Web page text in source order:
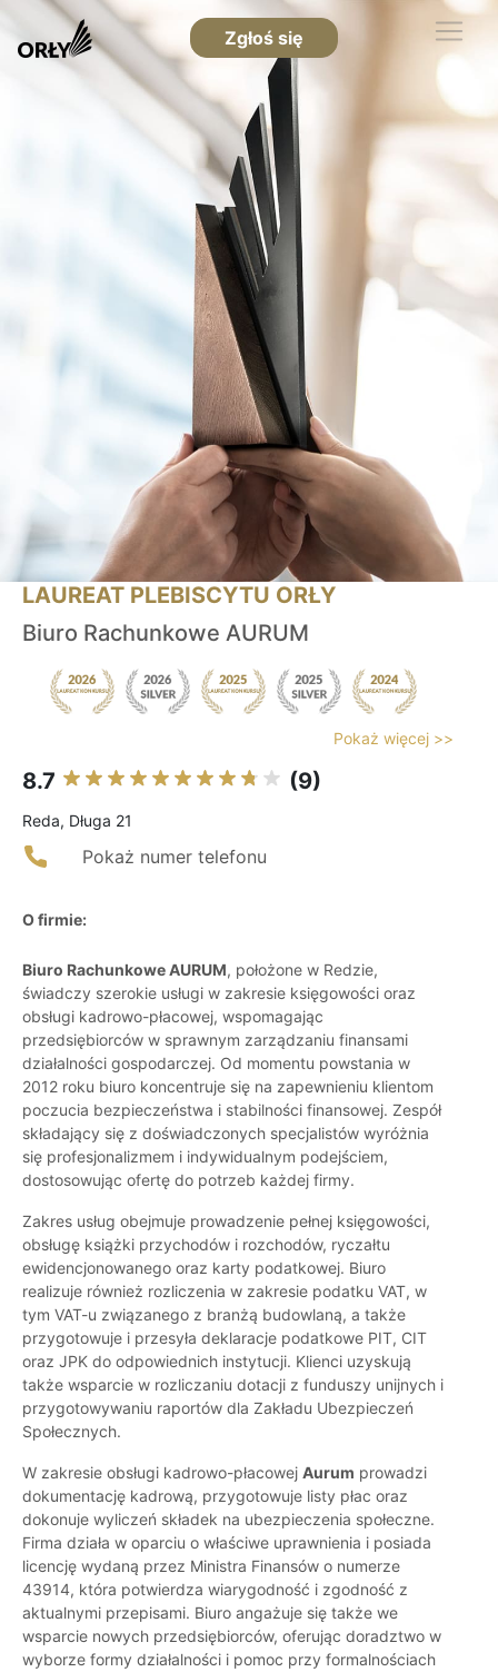
Zgłoś się
LAUREAT PLEBISCYTU ORŁY
Biuro Rachunkowe AURUM
Pokaż więcej >>
8.7 (9)
Reda, Długa 21
Pokaż numer telefonu
O firmie:
Biuro Rachunkowe AURUM, położone w Redzie,
świadczy szerokie usługi w zakresie księgowości oraz
obsługi kadrowo-płacowej, wspomagając
przedsiębiorców w sprawnym zarządzaniu finansami
działalności gospodarczej. Od momentu powstania w
2012 roku biuro koncentruje się na zapewnieniu klientom
poczucia bezpieczeństwa i stabilności finansowej. Zespół
składający się z doświadczonych specjalistów wyróżnia
się profesjonalizmem i indywidualnym podejściem,
dostosowując ofertę do potrzeb każdej firmy.
Zakres usług obejmuje prowadzenie pełnej księgowości,
obsługę książki przychodów i rozchodów, ryczałtu
ewidencjonowanego oraz karty podatkowej. Biuro
realizuje również rozliczenia w zakresie podatku VAT, w
tym VAT-u związanego z branżą budowlaną, a także
przygotowuje i przesyła deklaracje podatkowe PIT, CIT
oraz JPK do odpowiednich instytucji. Klienci uzyskują
także wsparcie w rozliczaniu dotacji z funduszy unijnych i
przygotowywaniu raportów dla Zakładu Ubezpieczeń
Społecznych.
W zakresie obsługi kadrowo-płacowej Aurum prowadzi
dokumentację kadrową, przygotowuje listy płac oraz
dokonuje wyliczeń składek na ubezpieczenia społeczne.
Firma działa w oparciu o właściwe uprawnienia i posiada
licencję wydaną przez Ministra Finansów o numerze
43914, która potwierdza wiarygodność i zgodność z
aktualnymi przepisami. Biuro angażuje się także we
wsparcie nowych przedsiębiorców, oferując doradztwo w
wyborze formy działalności i pomoc przy formalnościach